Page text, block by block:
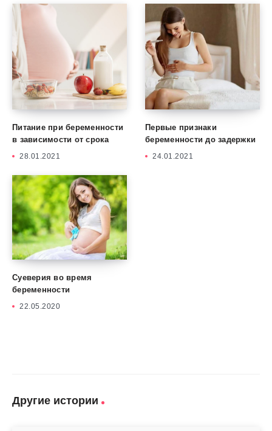
Питание при беременности
в зависимости от срока
28.01.2021
Первые признаки
беременности до задержки
24.01.2021
Суеверия во время
беременности
22.05.2020
Другие истории